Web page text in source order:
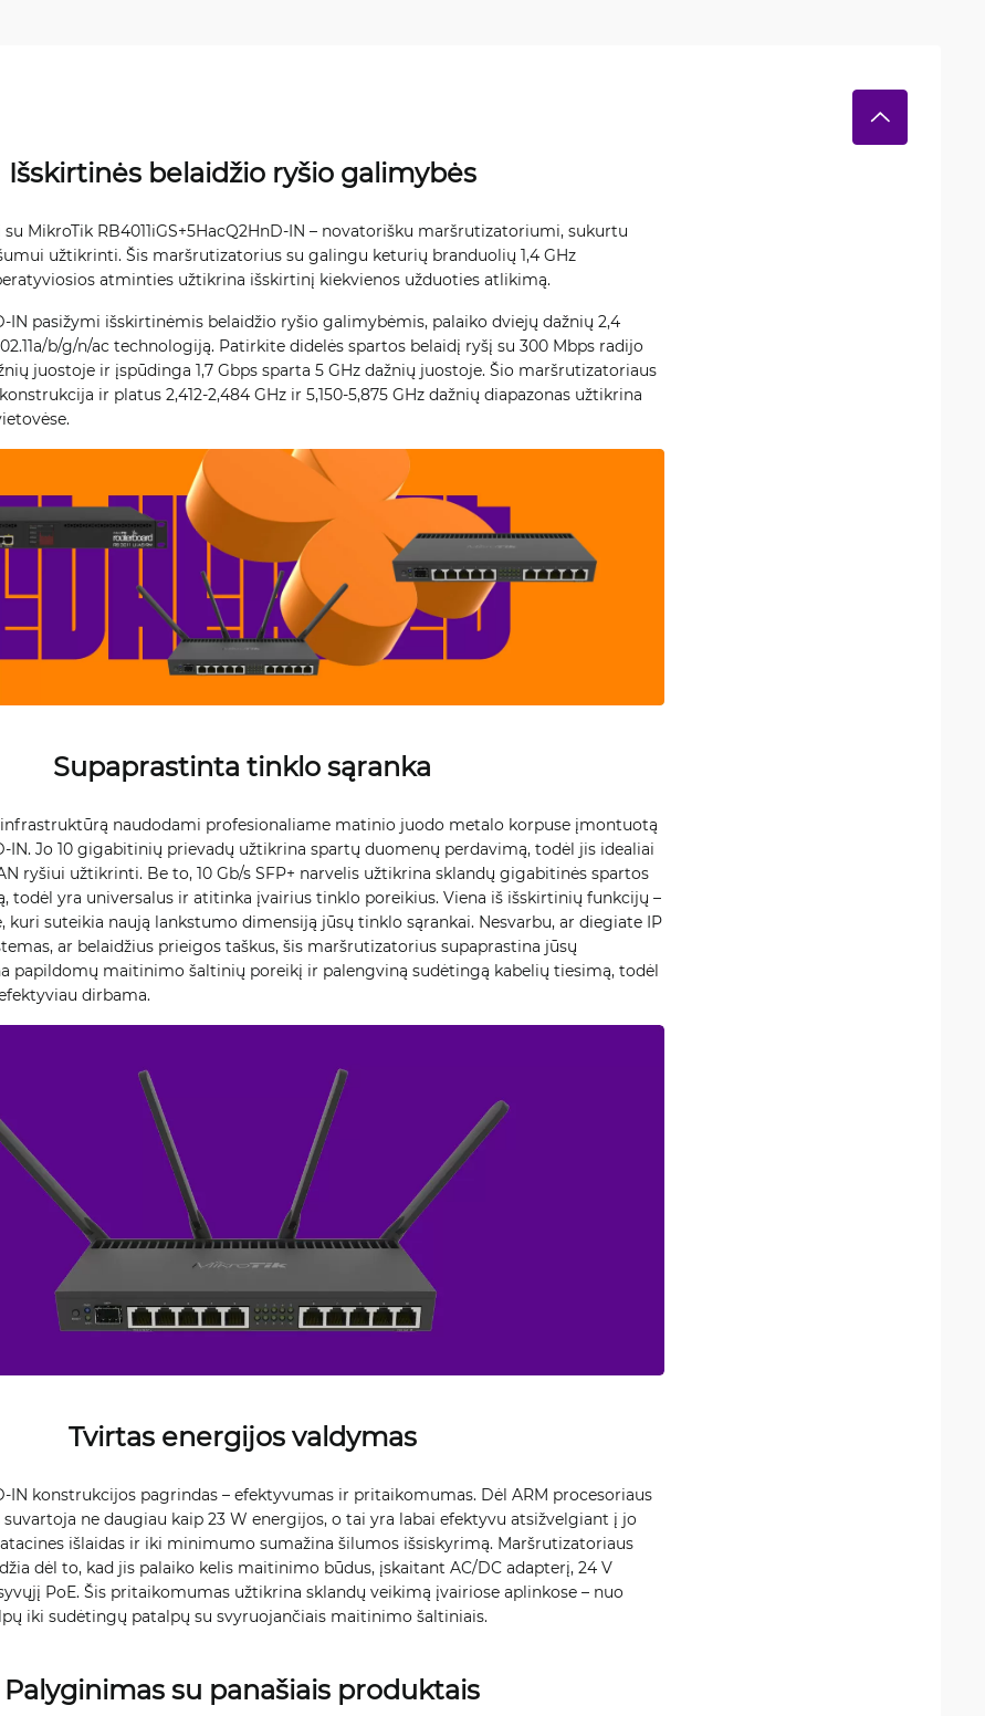
Išskirtinės belaidžio ryšio galimybės
MikroTik RB4011iGS+5HacQ2HnD-IN – novatorišku maršrutizatoriumi, sukurtu
užtikrinti. Šis maršrutizatorius su galingu keturių branduolių 1,4 GHz
atminties užtikrina išskirtinį kiekvienos užduoties atlikimą.
IN pasižymi išskirtinėmis belaidžio ryšio galimybėmis, palaiko dviejų dažnių 2,4
b/g/n/ac technologiją. Patirkite didelės spartos belaidį ryšį su 300 Mbps radijo
juostoje ir įspūdinga 1,7 Gbps sparta 5 GHz dažnių juostoje. Šio maršrutizatoriaus
ir platus 2,412-2,484 GHz ir 5,150-5,875 GHz dažnių diapazonas užtikrina
Supaprastinta tinklo sąranka
naudodami profesionaliame matinio juodo metalo korpuse įmontuotą
IN. Jo 10 gigabitinių prievadų užtikrina spartų duomenų perdavimą, todėl jis idealiai
ryšiui užtikrinti. Be to, 10 Gb/s SFP+ narvelis užtikrina sklandų gigabitinės spartos
todėl yra universalus ir atitinka įvairius tinklo poreikius. Viena iš išskirtinių funkcijų –
kuri suteikia naują lankstumo dimensiją jūsų tinklo sąrankai. Nesvarbu, ar diegiate IP
ar belaidžius prieigos taškus, šis maršrutizatorius supaprastina jūsų
papildomų maitinimo šaltinių poreikį ir palengviną sudėtingą kabelių tiesimą, todėl
dirbama.
Tvirtas energijos valdymas
IN konstrukcijos pagrindas – efektyvumas ir pritaikomumas. Dėl ARM procesoriaus
ne daugiau kaip 23 W energijos, o tai yra labai efektyvu atsižvelgiant į jo
išlaidas ir iki minimumo sumažina šilumos išsiskyrimą. Maršrutizatoriaus
dėl to, kad jis palaiko kelis maitinimo būdus, įskaitant AC/DC adapterį, 24 V
PoE. Šis pritaikomumas užtikrina sklandų veikimą įvairiose aplinkose – nuo
iki sudėtingų patalpų su svyruojančiais maitinimo šaltiniais.
Palyginimas su panašiais produktais